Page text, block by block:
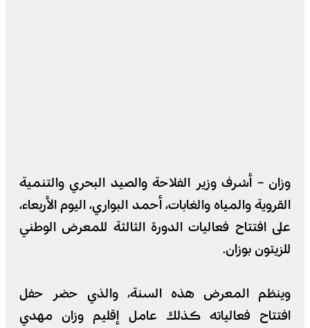
وزان – أشرف وزير الفلاحة والصيد البحري والتنمية
القروية والمياه والغابات، أحمد البواري، اليوم الأربعاء،
على افتتاح فعاليات الدورة الثالثة للمعرض الوطني
للزيتون بوزان.
وينظم المعرض هذه السنة، والذي حضر حفل
افتتاح فعالياته كذلك عامل إقليم وزان مهدي